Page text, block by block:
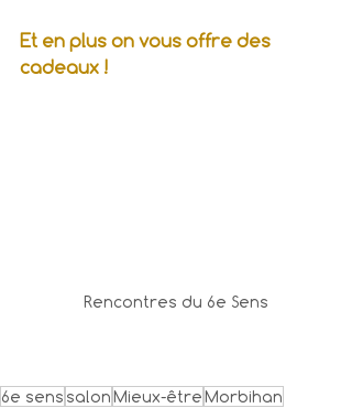
Et en plus on vous offre des
cadeaux !
Rencontres du 6e Sens
6e sens salonMieux-êtreMorbihan